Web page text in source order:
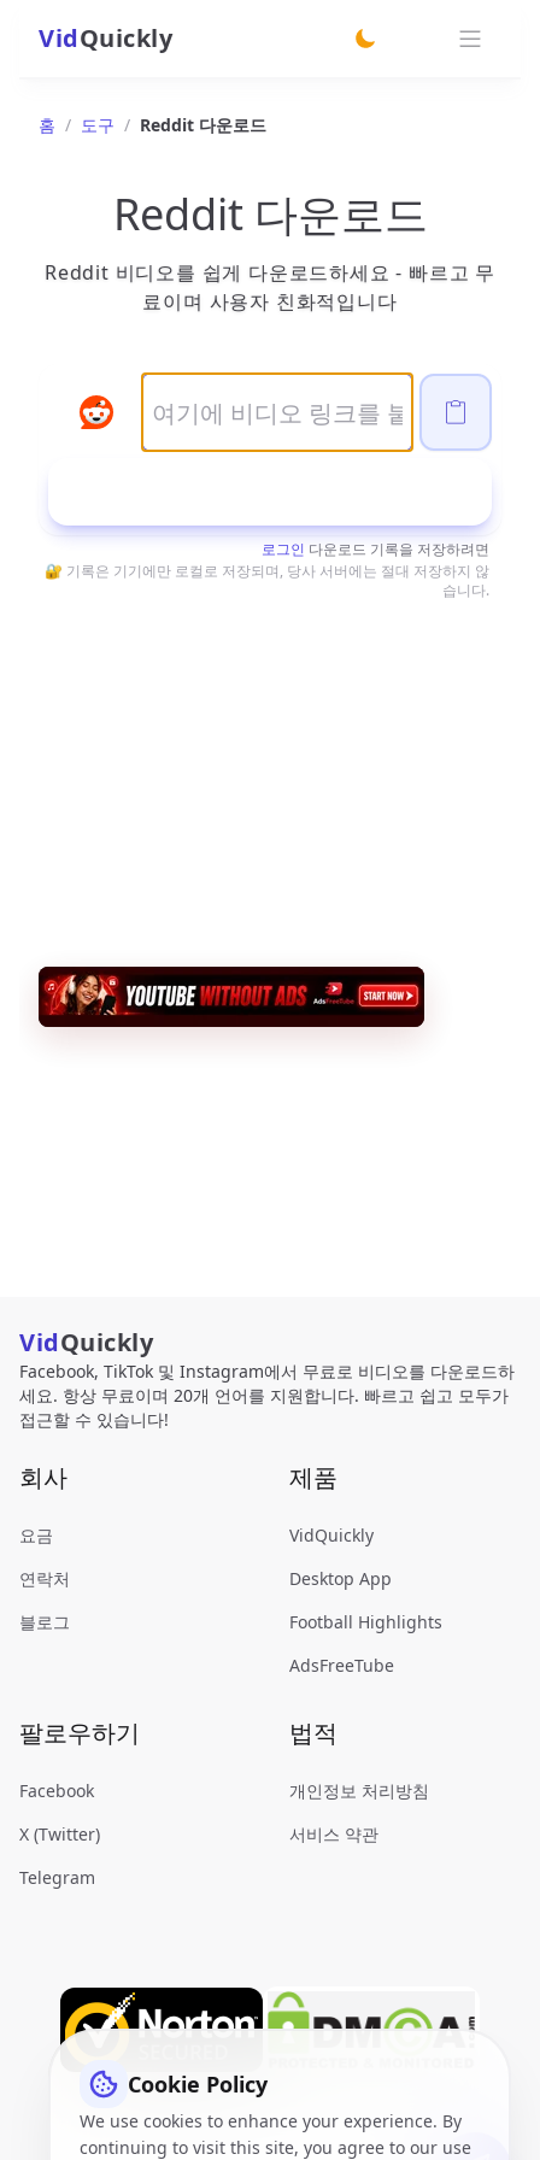
VidQuickly
홈 / 도구 / Reddit 다운로드
Reddit 다운로드
Reddit 비디오를 쉽게 다운로드하세요 - 빠르고 무
료이며 사용자 친화적입니다
로그인 다운로드 기록을 저장하려면
🔐 기록은 기기에만 로컬로 저장되며, 당사 서버에는 절대 저장하지 않
습니다.
VidQuickly
Facebook, TikTok 및 Instagram에서 무료로 비디오를 다운로드하
세요. 항상 무료이며 20개 언어를 지원합니다. 빠르고 쉽고 모두가
접근할 수 있습니다!
회사
요금
연락처
블로그
제품
VidQuickly
Desktop App
Football Highlights
AdsFreeTube
팔로우하기
Facebook
X (Twitter)
Telegram
법적
개인정보 처리방침
서비스 약관
Cookie Policy
We use cookies to enhance your experience. By
continuing to visit this site, you agree to our use